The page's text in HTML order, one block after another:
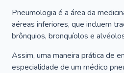
Pneumologia é a área da
aéreas inferiores, que incluem
brônquios, bronquíolos e
Assim, uma maneira prática de
especialidade de um médico